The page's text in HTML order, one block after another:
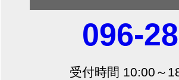
096-
受付時間 10:00～